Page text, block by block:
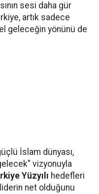
sesi daha gür
artık sadece
geleceğin yönünü de
İslam dünyası,
vizyonuyla
Yüzyılı hedefleri
net olduğunu